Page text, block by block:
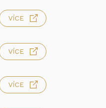
VÍCE
VÍCE
VÍCE